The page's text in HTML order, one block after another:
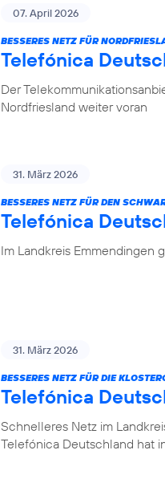
07. April 2026
BESSERES NETZ FÜR
Telefónica
Der
Nordfriesland weiter voran
31. März 2026
BESSERES NETZ FÜR DEN
Telefónica
Im Landkreis Emmendingen
31. März 2026
BESSERES NETZ FÜR DIE
Telefónica
Schnelleres Netz im
Telefónica Deutschland hat